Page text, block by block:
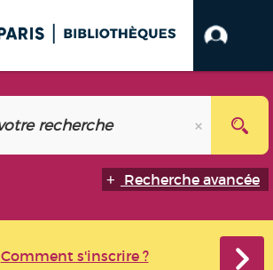
Recherche avancée
Comment s'inscrire ?